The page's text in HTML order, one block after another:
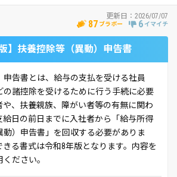
更新日： 2026/07/07
87 ブラボー 6 イマイチ
版】扶養控除等（異動）申告書
申告書とは、給与の支払を受ける社員
の諸控除を受けるために行う手続に必要
や、扶養親族、障がい者等の有無に関わ
給日の前日までに入社者から「給与所得
）申告書」を回収する必要がありま
る書式は令和8年版となります。内容を
ださい。